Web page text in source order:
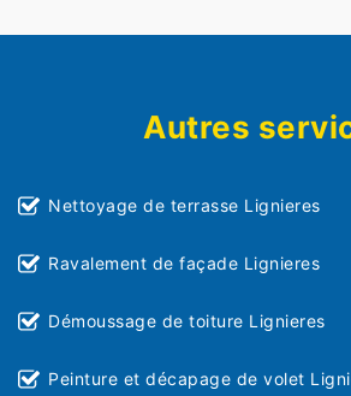
Autres
Nettoyage de terrasse Lignieres
Ravalement de façade Lignieres
Démoussage de toiture Lignieres
Peinture et décapage de volet